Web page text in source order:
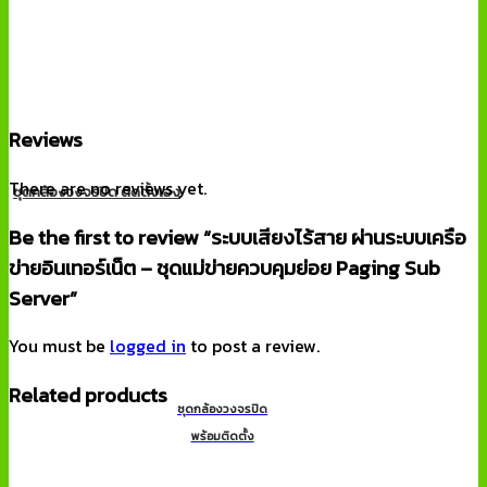
ชุดกล้องวงจรปิดติดตั้งเอง
ชุดกล้องวงจรปิด
พร้อมติดตั้ง
Reviews
There are no reviews yet.
Be the first to review “ระบบเสียงไร้สาย ผ่านระบบเครือ
ข่ายอินเทอร์เน็ต – ชุดแม่ข่ายควบคุมย่อย Paging Sub
Server”
You must be logged in to post a review.
Related products